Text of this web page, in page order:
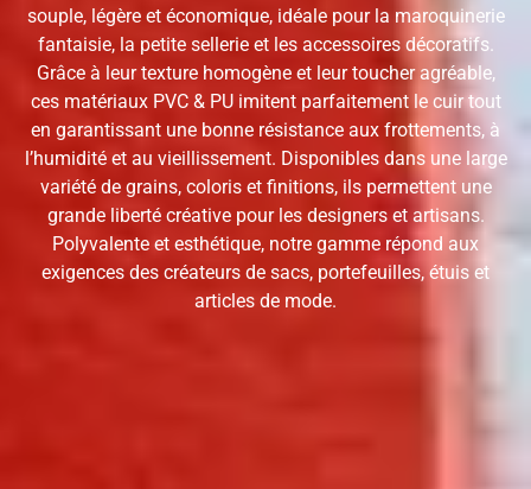
souple, légère et économique, idéale pour la maroquinerie
fantaisie, la petite sellerie et les accessoires décoratifs.
Grâce à leur texture homogène et leur toucher agréable,
ces matériaux PVC & PU imitent parfaitement le cuir tout
en garantissant une bonne résistance aux frottements, à
l’humidité et au vieillissement. Disponibles dans une large
variété de grains, coloris et finitions, ils permettent une
grande liberté créative pour les designers et artisans.
Polyvalente et esthétique, notre gamme répond aux
exigences des créateurs de sacs, portefeuilles, étuis et
articles de mode.